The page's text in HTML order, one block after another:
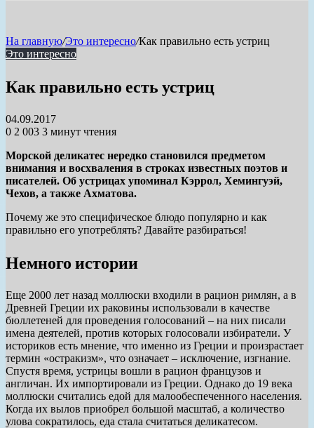
На главную/Это интересно/Как правильно есть устриц
Это интересно
Как правильно есть устриц
04.09.2017
0 2 003 3 минут чтения
Морской деликатес нередко становился предметом
внимания и восхваления в строках известных поэтов и
писателей. Об устрицах упоминал Кэррол, Хемингуэй,
Чехов, а также Ахматова.
Почему же это специфическое блюдо популярно и как
правильно его употреблять? Давайте разбираться!
Немного истории
Еще 2000 лет назад моллюски входили в рацион римлян, а в
Древней Греции их раковины использовали в качестве
бюллетеней для проведения голосований – на них писали
имена деятелей, против которых голосовали избиратели. У
историков есть мнение, что именно из Греции и произрастает
термин «остракизм», что означает – исключение, изгнание.
Спустя время, устрицы вошли в рацион французов и
англичан. Их импортировали из Греции. Однако до 19 века
моллюски считались едой для малообеспеченного населения.
Когда их вылов приобрел большой масштаб, а количество
улова сократилось, еда стала считаться деликатесом.